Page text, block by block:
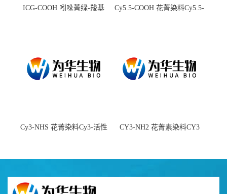
ICG-COOH 吲哚菁绿-羧基
Cy5.5-COOH 花菁染料Cy5.5-
Cy3-NHS 花菁染料Cy3-活性
CY3-NH2 花菁素染料CY3